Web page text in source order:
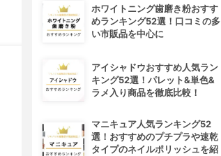
ホワイトニング歯磨き粉おすす
めランキング52選！口コミの多
い市販品を中心に
アイシャドウおすすめ人気ラン
キング52選！パレット&単色&
ラメ入り商品を徹底比較！
マニキュア人気ランキング52
選！おすすめのプチプラや速乾
タイプのネイルポリッシュを紹